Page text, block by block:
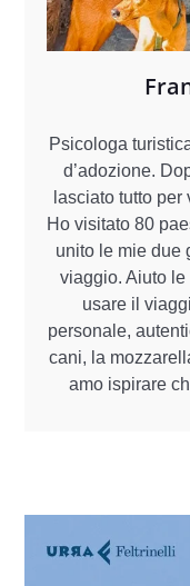
Psicologa
d’adozione.
lasciato tutto
Ho visitato 80
unito le mie due
viaggio. Aiuto le
usare il
personale,
cani, la
amo ispirare